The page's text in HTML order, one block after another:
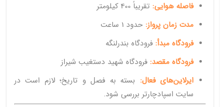
فاصله هوایی: تقریباً 400 کیلومتر
مدت زمان پرواز: حدود 1 ساعت
فرودگاه مبدأ: فرودگاه بندرلنگه
فرودگاه مقصد: فرودگاه شهید دستغیب شیراز
ایرلاین‌های فعال: بسته به فصل و تاریخ؛ لازم است در
سایت اسپادچارتر بررسی شود.